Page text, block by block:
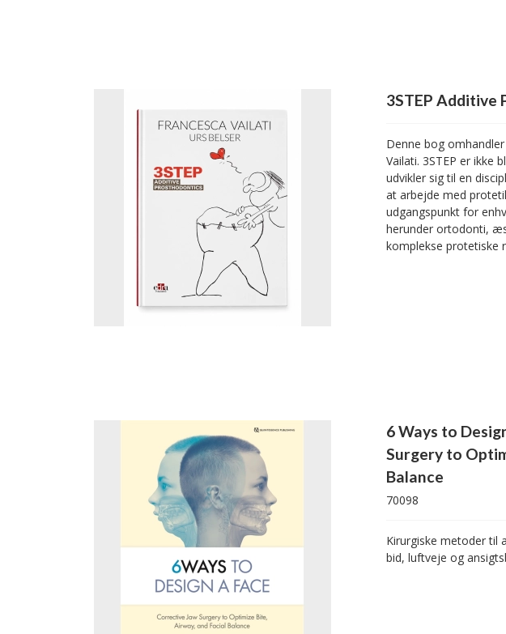
3STEP Additive
Denne bog
Vailati. 3STEP er ikke
udvikler sig til en
at arbejde med
udgangspunkt for
herunder ortodonti,
komplekse protetiske
6 Ways to
Surgery to
Balance
70098
Kirurgiske metoder til
bid, luftveje og